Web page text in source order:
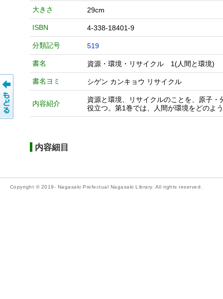
大きさ 29cm
ISBN 4-338-18401-9
分類記号 519
書名 資源・環境・リサイクル 1(人間と環境)
書名ヨミ シゲン カンキョウ リサイクル
内容紹介
資源と環境、リサイクルのことを、原子
役立つ。第1巻では、人間が環境をどのよ
内容細目
Copyright © 2019- Nagasaki Prefectual Nagasaki Library. All rights reserved.